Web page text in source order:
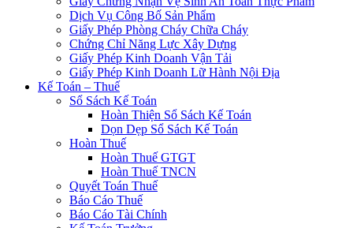
Dịch Vụ Công Bố Sản Phẩm
Giấy Phép Phòng Cháy Chữa Cháy
Chứng Chỉ Năng Lực Xây Dựng
Giấy Phép Kinh Doanh Vận Tải
Giấy Phép Kinh Doanh Lữ Hành Nội Địa
Kế Toán – Thuế
Sổ Sách Kế Toán
Hoàn Thiện Sổ Sách Kế Toán
Dọn Dẹp Sổ Sách Kế Toán
Hoàn Thuế
Hoàn Thuế GTGT
Hoàn Thuế TNCN
Quyết Toán Thuế
Báo Cáo Thuế
Báo Cáo Tài Chính